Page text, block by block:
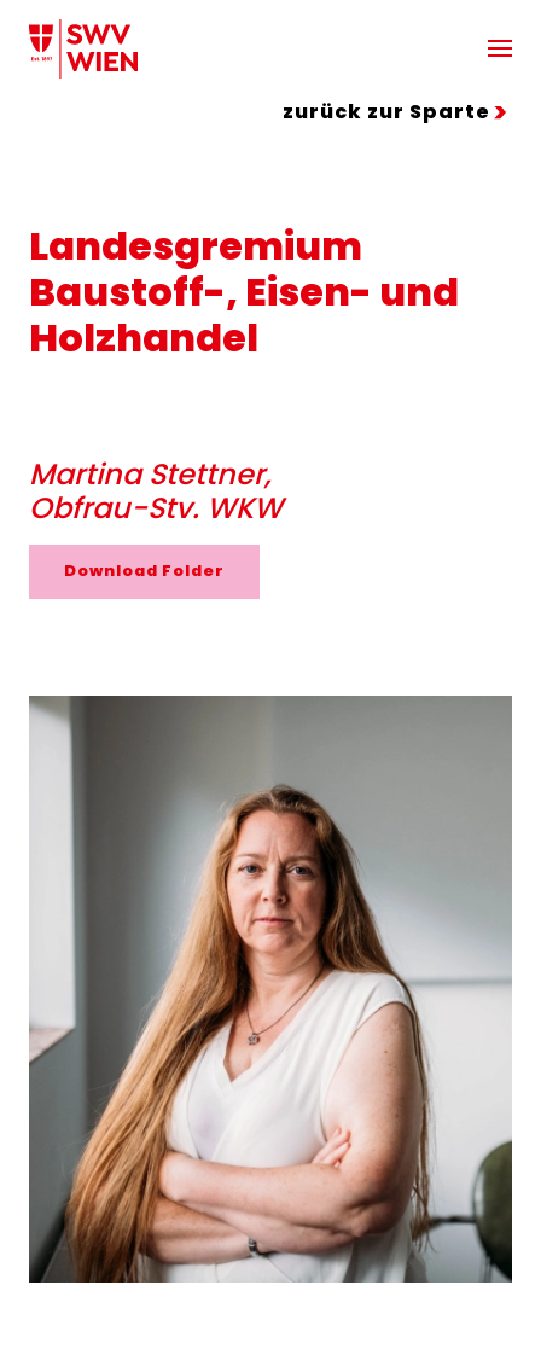
Zum Hauptinhalt springen
zurück zur Sparte
Landesgremium
Baustoff-, Eisen- und
Holzhandel
Martina Stettner,
Obfrau-Stv. WKW
Download Folder